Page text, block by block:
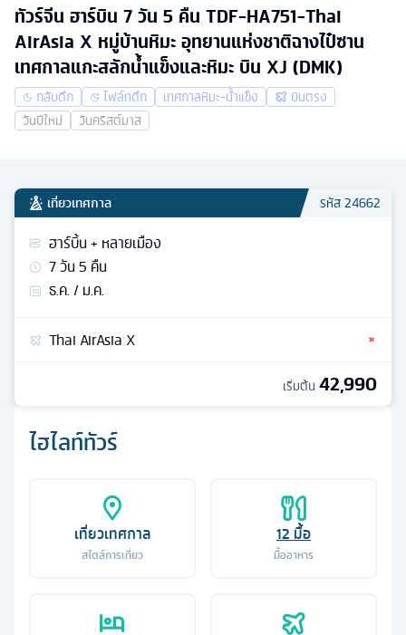
ทัวร์จีน ฮาร์บิน 7 วัน 5 คืน TDF-HA751-Thai
AirAsia X หมู่บ้านหิมะ อุทยานแห่งชาติฉางไป๋ซาน
เทศกาลแกะสลักน้ำแข็งและหิมะ บิน XJ (DMK)
กลับดึก ไฟล์ทดึก เทศกาลหิมะ-น้ำแข็ง
บินตรง
วันปีใหม่
วันคริสต์มาส
ไฮไลท์ทัวร์
เที่ยวเทศกาล
สไตล์การเที่ยว
12 มื้อ
มื้ออาหาร
เที่ยวเทศกาล รหัส24662
ฮาร์บิ้น + หลายเมือง
7วัน5 คืน
ธ.ค. / ม.ค.
Thai AirAsia X
เริ่มต้น 42,990